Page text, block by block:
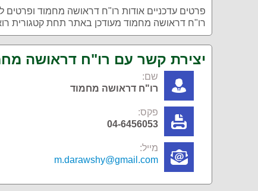
פרטים עדכניים אודות רו"ח דראושה מחמוד ופרטים
רו"ח דראושה מחמוד מעודכן באתר תחת קטגורית
יצירת קשר עם רו"ח דראושה
שם:
רו"ח דראושה מחמוד
פקס:
04-6456053
מייל:
m.darawshy@gmail.com